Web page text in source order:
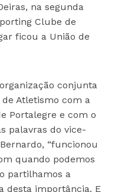
na segunda
Clube de
ficou a União de
conjunta
Atletismo com a
Portalegre e com o
palavras do vice-
“funcionou
quando podemos
partilhamos a
desta importância. E